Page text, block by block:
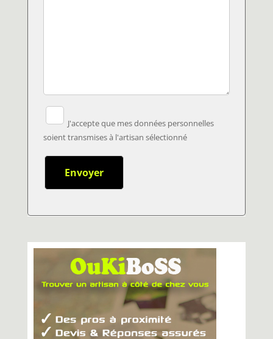
J'accepte que mes données personnelles
soient transmises à l'artisan sélectionné